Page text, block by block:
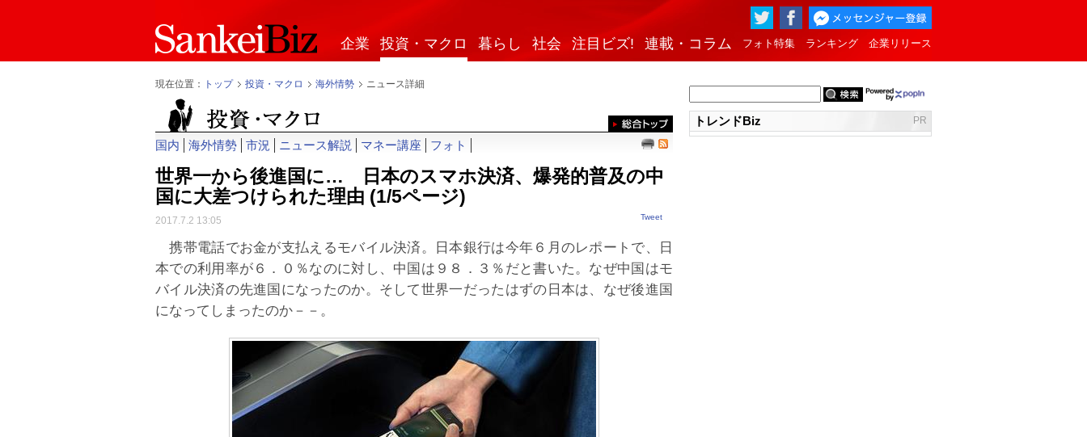
企業 投資・マクロ 暮らし 社会 注目ビズ! 連載・コラム フォト特集 ランキング 企業リリース
現在位置： トップ 投資・マクロ 海外情勢 ニュース詳細
国内 海外情勢 市況 ニュース解説 マネー講座 フォト
世界一から後進国に… 日本のスマホ決済、爆発的普及の中
国に大差つけられた理由 (1/5ページ)
2017.7.2 13:05 Tweet
携帯電話でお金が支払えるモバイル決済。日本銀行は今年６月のレポートで、日
本での利用率が６．０％なのに対し、中国は９８．３％だと書いた。なぜ中国はモ
バイル決済の先進国になったのか。そして世界一だったはずの日本は、なぜ後進国
になってしまったのか－－。
トレンドBiz PR